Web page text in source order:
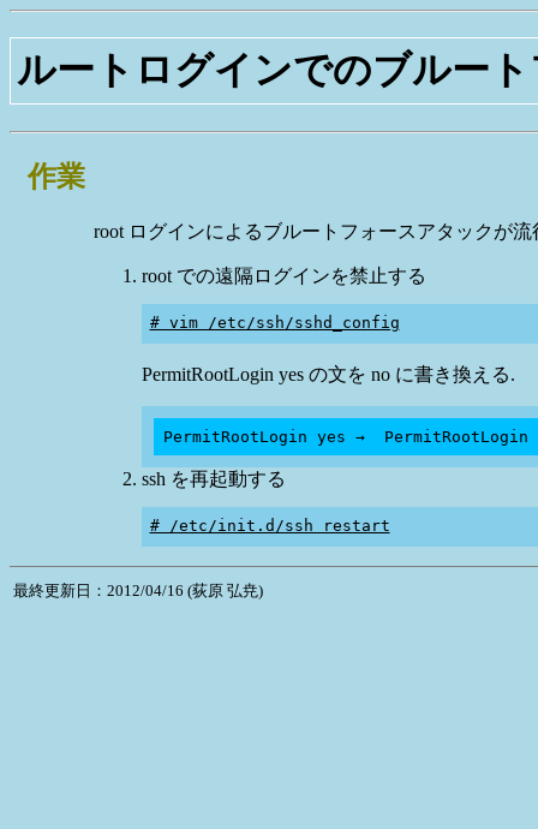
ルートログインでのブルー
作業
root ログインによるブルートフォースアタックが
root での遠隔ログインを禁止する
# vim /etc/ssh/sshd_config
PermitRootLogin yes の文を no に書き換える.
ssh を再起動する
# /etc/init.d/ssh restart
最終更新日：2012/04/16 (荻原 弘尭)